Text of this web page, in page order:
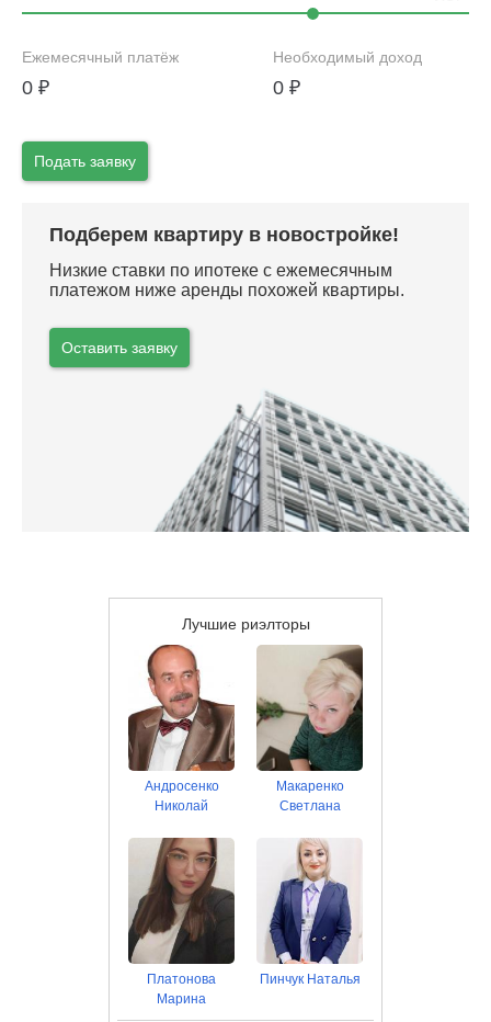
Ежемесячный платёж
0 ₽
Необходимый доход
0 ₽
Подать заявку
Подберем квартиру в новостройке!
Низкие ставки по ипотеке с ежемесячным
платежом ниже аренды похожей квартиры.
Оставить заявку
Лучшие риэлторы
Андросенко
Николай
Макаренко
Светлана
Платонова
Марина
Пинчук Наталья